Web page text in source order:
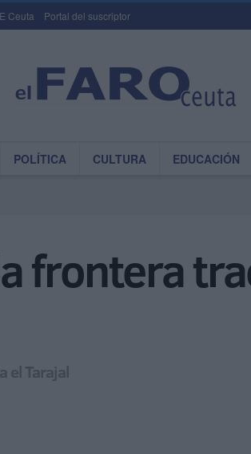
Ceuta Portal del suscriptor
POLÍTICA CULTURA EDUCACIÓN
frontera
el Tarajal